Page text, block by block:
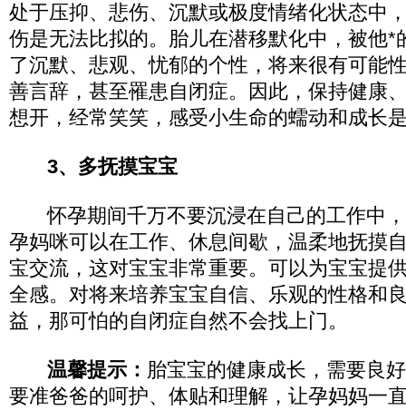
处于压抑、悲伤、沉默或极度情绪化状态中
伤是无法比拟的。胎儿在潜移默化中，被他*
了沉默、悲观、忧郁的个性，将来很有可能
善言辞，甚至罹患自闭症。因此，保持健康
想开，经常笑笑，感受小生命的蠕动和成长
3、多抚摸宝宝
怀孕期间千万不要沉浸在自己的工作中，
孕妈咪可以在工作、休息间歇，温柔地抚摸
宝交流，这对宝宝非常重要。可以为宝宝提
全感。对将来培养宝宝自信、乐观的性格和
益，那可怕的自闭症自然不会找上门。
温馨提示： 胎宝宝的健康成长，需要良
要准爸爸的呵护、体贴和理解，让孕妈妈一